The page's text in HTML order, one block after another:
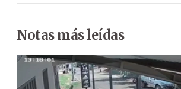
Notas más leídas